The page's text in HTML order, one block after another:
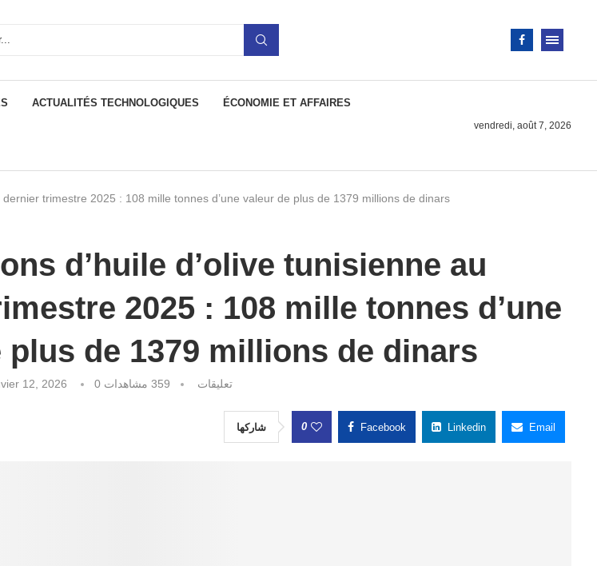
ACTUALITÉS TECHNOLOGIQUES ÉCONOMIE ET AFFAIRES
vendredi, août 7, 2026
dernier trimestre 2025 : 108 mille tonnes d’une valeur de plus de 1379 millions de dinars
d’huile d’olive tunisienne au
2025 : 108 mille tonnes d’une
plus de 1379 millions de dinars
12, 2026 0 تعليقات 359 مشاهدات
شاركها 0 Facebook Linkedin Email